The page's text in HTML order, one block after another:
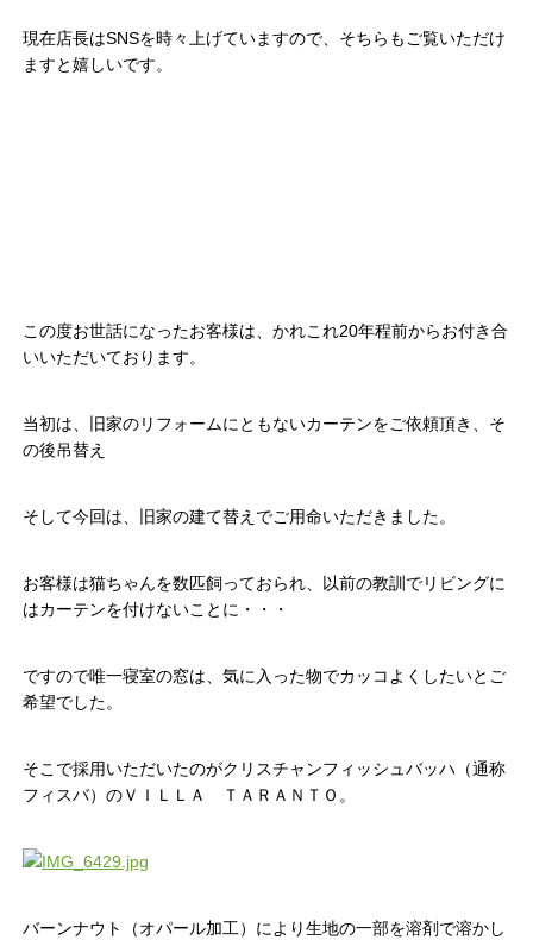
現在店長はSNSを時々上げていますので、そちらもご覧いただけ
ますと嬉しいです。
この度お世話になったお客様は、かれこれ20年程前からお付き合
いいただいております。
当初は、旧家のリフォームにともないカーテンをご依頼頂き、そ
の後吊替え
そして今回は、旧家の建て替えでご用命いただきました。
お客様は猫ちゃんを数匹飼っておられ、以前の教訓でリビングに
はカーテンを付けないことに・・・
ですので唯一寝室の窓は、気に入った物でカッコよくしたいとご
希望でした。
そこで採用いただいたのがクリスチャンフィッシュバッハ（通称
フィスバ）のＶＩＬＬＡ ＴＡＲＡＮＴＯ。
バーンナウト（オパール加工）により生地の一部を溶剤で溶かし